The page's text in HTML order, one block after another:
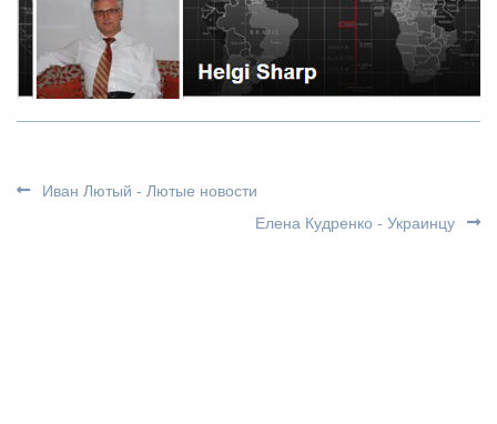
Иван Лютый - Лютые новости
Елена Кудренко - Украинцу